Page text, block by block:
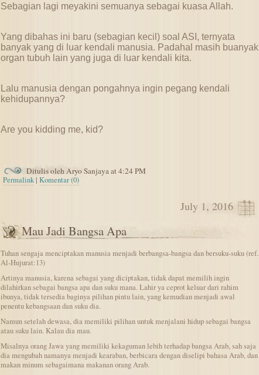
Sebagian lagi meyakini semuanya sebagai kuasa Allah.
Yang dibahas ini baru (sebagian kecil) soal ASI, ternyata
banyak yang di luar kendali manusia. Padahal masih buanyak
organ tubuh lain yang juga di luar kendali kita.
Lalu manusia dengan pongahnya ingin pegang kendali
kehidupannya?
Are you kidding me, kid?
Ditulis oleh Aryo Sanjaya at 4:24 PM
Permalink |Komentar (0)
July 1, 2016
Mau Jadi Bangsa Apa
Tuhan sengaja menciptakan manusia menjadi berbangsa-bangsa dan bersuku-suku (ref.
Al-Hujurat:13)
Artinya manusia, karena sebagai yang diciptakan, tidak dapat memilih ingin
dilahirkan sebagai bangsa apa dan suku mana. Lahir ya ceprot keluar dari rahim
ibunya, tidak tersedia baginya pilihan pintu lain, yang kemudian menjadi awal
penentu kebangsaan dan suku dia.
Namun setelah dewasa, dia memiliki pilihan untuk menjalani hidup sebagai bangsa
atau suku lain. Kalau dia mau.
Misalnya orang Jawa yang memiliki kekaguman lebih terhadap bangsa Arab, sah saja
dia mengubah namanya menjadi kearaban, berbicara dengan diselipi bahasa Arab, dan
makan minum sebagaimana makanan orang Arab.